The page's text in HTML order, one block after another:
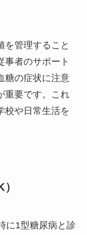
を管理すること
事者のサポート
糖の症状に注意
重要です。これ
校や日常生活を
に1型糖尿病と診